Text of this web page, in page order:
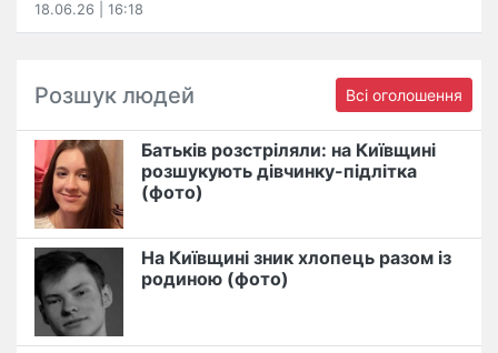
18.06.26 | 16:18
Розшук людей Всі оголошення
Батьків розстріляли: на Київщині
розшукують дівчинку-підлітка
(фото)
На Київщині зник хлопець разом із
родиною (фото)